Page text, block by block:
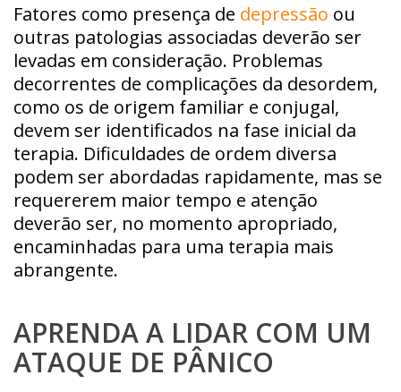
Fatores como presença de depressão ou
outras patologias associadas deverão ser
levadas em consideração. Problemas
decorrentes de complicações da desordem,
como os de origem familiar e conjugal,
devem ser identificados na fase inicial da
terapia. Dificuldades de ordem diversa
podem ser abordadas rapidamente, mas se
requererem maior tempo e atenção
deverão ser, no momento apropriado,
encaminhadas para uma terapia mais
abrangente.
APRENDA A LIDAR COM UM
ATAQUE DE PÂNICO